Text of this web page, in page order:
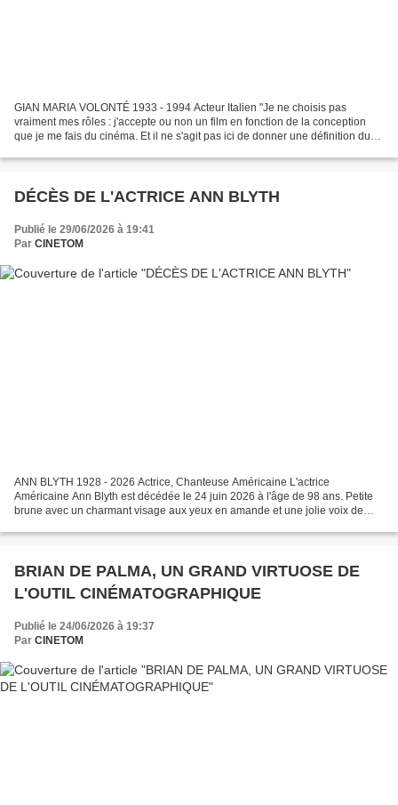
GIAN MARIA VOLONTÉ 1933 - 1994 Acteur Italien "Je ne choisis pas
vraiment mes rôles : j'accepte ou non un film en fonction de la conception
que je me fais du cinéma. Et il ne s'agit pas ici de donner une définition du
DÉCÈS DE L'ACTRICE ANN BLYTH
Publié le 29/06/2026 à 19:41
Par CINETOM
ANN BLYTH 1928 - 2026 Actrice, Chanteuse Américaine L'actrice
Américaine Ann Blyth est décédée le 24 juin 2026 à l'âge de 98 ans. Petite
brune avec un charmant visage aux yeux en amande et une jolie voix de
BRIAN DE PALMA, UN GRAND VIRTUOSE DE
L'OUTIL CINÉMATOGRAPHIQUE
Publié le 24/06/2026 à 19:37
Par CINETOM